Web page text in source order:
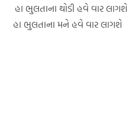
હા ભુલતાના થોડી હવે વાર લાગશે
હા ભુલતાના મને હવે વાર લાગશે